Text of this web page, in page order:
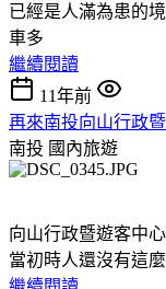
已經是人滿為患的
車多
繼續閱讀
11年前
再來南投向山行政
南投 國內旅遊
向山行政暨遊客中
當初時人還沒有這